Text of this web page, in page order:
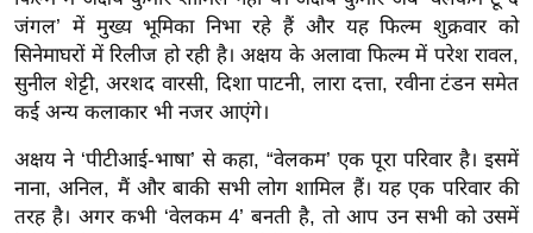
मि
सा
ल
श
ख्सि
य
त
जंगल’ में मुख्य भूमिका निभा रहे हैं और यह फिल्म शुक्रवार को
सिनेमाघरों में रिलीज हो रही है। अक्षय के अलावा फिल्म में परेश रावल,
सुनील शेट्टी, अरशद वारसी, दिशा पाटनी, लारा दत्ता, रवीना टंडन समेत
कई अन्य कलाकार भी नजर आएंगे।
अक्षय ने ‘पीटीआई-भाषा’ से कहा, “वेलकम’ एक पूरा परिवार है। इसमें
नाना, अनिल, मैं और बाकी सभी लोग शामिल हैं। यह एक परिवार की
तरह है। अगर कभी ‘वेलकम 4’ बनती है, तो आप उन सभी को उसमें